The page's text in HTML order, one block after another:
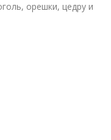
орешки, цедру и